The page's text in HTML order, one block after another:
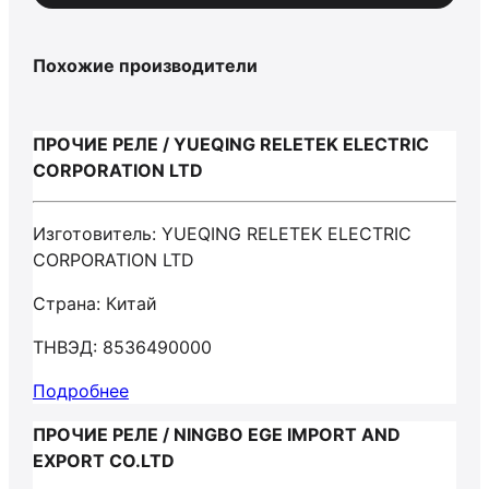
Похожие производители
ПРОЧИЕ РЕЛЕ / YUEQING RELETEK ELECTRIC
CORPORATION LTD
Изготовитель: YUEQING RELETEK ELECTRIC
CORPORATION LTD
Страна: Китай
ТНВЭД: 8536490000
Подробнее
ПРОЧИЕ РЕЛЕ / NINGBO EGE IMPORT AND
EXPORT CO.LTD